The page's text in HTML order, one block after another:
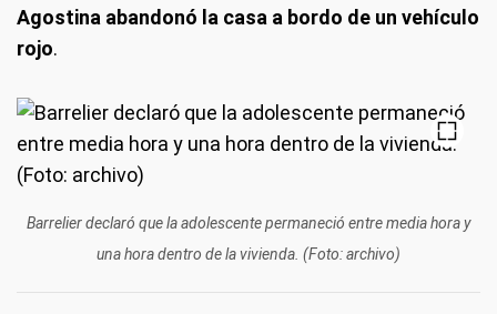
Agostina abandonó la casa a bordo de un vehículo
rojo.
Barrelier declaró que la adolescente permaneció entre media hora y
una hora dentro de la vivienda. (Foto: archivo)